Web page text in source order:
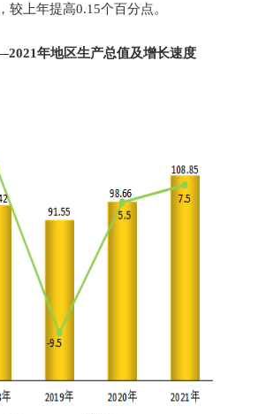
较上年提高0.15个百分点。
年地区生产总值及增长速度